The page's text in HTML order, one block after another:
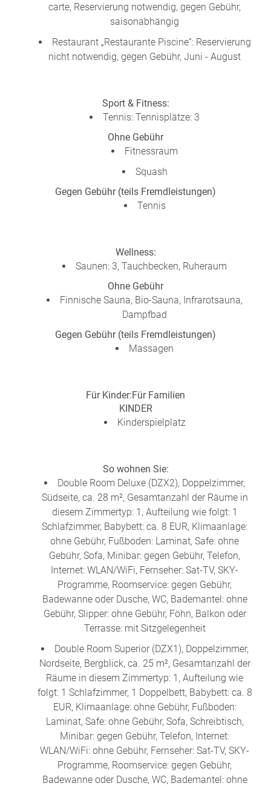
carte, Reservierung notwendig, gegen Gebühr,
saisonabhängig
Restaurant „Restaurante Piscine“: Reservierung
nicht notwendig, gegen Gebühr, Juni - August
Sport & Fitness:
Tennis: Tennisplätze: 3
Ohne Gebühr
Fitnessraum
Squash
Gegen Gebühr (teils Fremdleistungen)
Tennis
Wellness:
Saunen: 3, Tauchbecken, Ruheraum
Ohne Gebühr
Finnische Sauna, Bio-Sauna, Infrarotsauna,
Dampfbad
Gegen Gebühr (teils Fremdleistungen)
Massagen
Für Kinder:Für Familien
KINDER
Kinderspielplatz
So wohnen Sie:
Double Room Deluxe (DZX2), Doppelzimmer,
Südseite, ca. 28 m², Gesamtanzahl der Räume in
diesem Zimmertyp: 1, Aufteilung wie folgt: 1
Schlafzimmer, Babybett: ca. 8 EUR, Klimaanlage:
ohne Gebühr, Fußboden: Laminat, Safe: ohne
Gebühr, Sofa, Minibar: gegen Gebühr, Telefon,
Internet: WLAN/WiFi, Fernseher: Sat-TV, SKY-
Programme, Roomservice: gegen Gebühr,
Badewanne oder Dusche, WC, Bademantel: ohne
Gebühr, Slipper: ohne Gebühr, Föhn, Balkon oder
Terrasse: mit Sitzgelegenheit
Double Room Superior (DZX1), Doppelzimmer,
Nordseite, Bergblick, ca. 25 m², Gesamtanzahl der
Räume in diesem Zimmertyp: 1, Aufteilung wie
folgt: 1 Schlafzimmer, 1 Doppelbett, Babybett: ca. 8
EUR, Klimaanlage: ohne Gebühr, Fußboden:
Laminat, Safe: ohne Gebühr, Sofa, Schreibtisch,
Minibar: gegen Gebühr, Telefon, Internet:
WLAN/WiFi: ohne Gebühr, Fernseher: Sat-TV, SKY-
Programme, Roomservice: gegen Gebühr,
Badewanne oder Dusche, WC, Bademantel: ohne